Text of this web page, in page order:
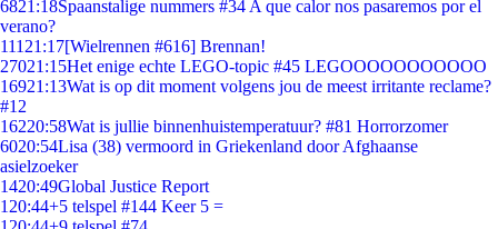
6821:18Spaanstalige nummers #34 A que calor nos pasaremos por el
verano?
111 21:17[Wielrennen #616] Brennan!
27021:15Het enige echte LEGO-topic #45 LEGOOOOOOOOOOO
16921:13Wat is op dit moment volgens jou de meest irritante reclame?
#12
16220:58Wat is jullie binnenhuistemperatuur? #81 Horrorzomer
6020:54Lisa (38) vermoord in Griekenland door Afghaanse
asielzoeker
1420:49Global Justice Report
1 20:44+5 telspel #144 Keer 5 =